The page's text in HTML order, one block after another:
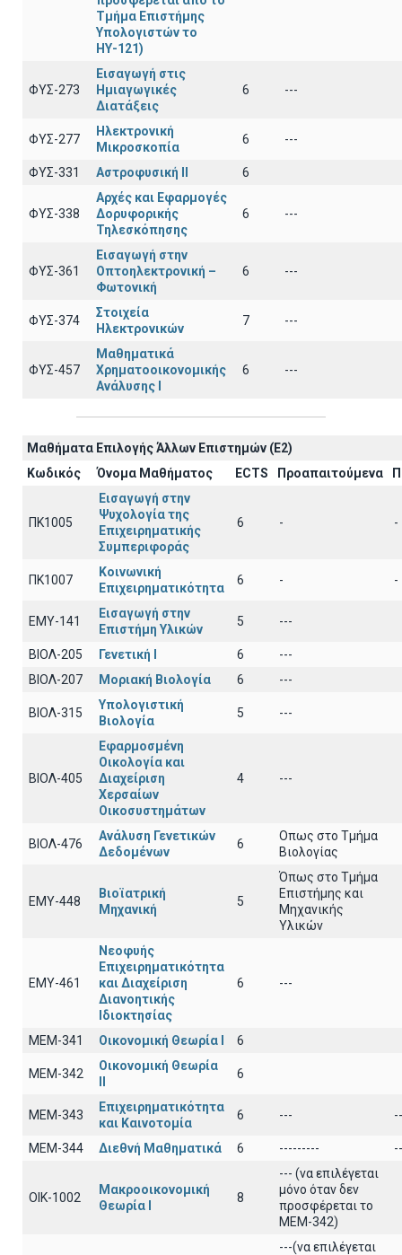
Τμήμα Επιστήμης
Υπολογιστών το
ΗΥ-121)
ΦΥΣ-273
Εισαγωγή στις
Ημιαγωγικές
Διατάξεις
6 ---
ΦΥΣ-277
Ηλεκτρονική
Μικροσκοπία
6 ---
ΦΥΣ-331 Αστροφυσική ΙΙ 6
ΦΥΣ-338
Αρχές και Εφαρμογές
Δορυφορικής
Τηλεσκόπησης
6 ---
ΦΥΣ-361
Εισαγωγή στην
Οπτοηλεκτρονική –
Φωτονική
6 ---
ΦΥΣ-374
Στοιχεία
Ηλεκτρονικών
7 ---
ΦΥΣ-457
Μαθηματικά
Χρηματοοικονομικής
Ανάλυσης Ι
6 ---
Μαθήματα Επιλογής Άλλων Επιστημών (Ε2)
Κωδικός
Όνομα Μαθήματος ECTS Προαπαιτούμενα
ΠΚ1005
Εισαγωγή στην
Ψυχολογία της
Επιχειρηματικής
Συμπεριφοράς
6 - -
ΠΚ1007
Κοινωνική
Επιχειρηματικότητα
6 - -
EΜY-141
Εισαγωγή στην
Επιστήμη Υλικών
5 ---
ΒΙΟΛ-205 Γενετική Ι 6
---
ΒΙΟΛ-207
Μοριακή Βιολογία 6 ---
ΒΙΟΛ-315
Υπολογιστική
Βιολογία
5 ---
ΒΙΟΛ-405
Εφαρμοσμένη
Οικολογία και
Διαχείριση
Χερσαίων
Οικοσυστημάτων
4 ---
ΒΙΟΛ-476
Ανάλυση Γενετικών
Δεδομένων
6
Οπως στο Τμήμα
Βιολογίας
ΕΜΥ-448
Βιοϊατρική
Μηχανική
5
Όπως στο Τμήμα
Επιστήμης και
Μηχανικής
Υλικών
ΕΜΥ-461
Νεοφυής
Επιχειρηματικότητα
και Διαχείριση
Διανοητικής
Ιδιοκτησίας
6 ---
ΜΕΜ-341 Οικονομική Θεωρία Ι 6
ΜΕΜ-342
Οικονομική Θεωρία
6
ΜΕΜ-343
Επιχειρηματικότητα
και Καινοτομία
6 ---
ΜΕΜ-344 Διεθνή Μαθηματικά 6 ---------
ΟΙΚ-1002
Μακροοικονομική
Θεωρία Ι
8
--- (να επιλέγεται
μόνο όταν δεν
προσφέρεται το
ΜΕΜ-342)
---(να επιλέγεται